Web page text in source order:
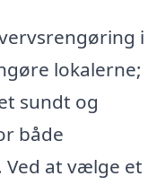
i
lokalerne;
sundt og
både
Ved at vælge et